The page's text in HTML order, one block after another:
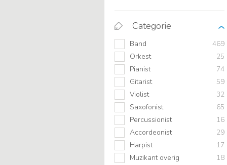
Categorie
Band
469
Orkest
25
Pianist
74
Gitarist
59
Violist
32
Saxofonist
65
Percussionist
16
Accordeonist
29
Harpist
17
Muzikant overig
18